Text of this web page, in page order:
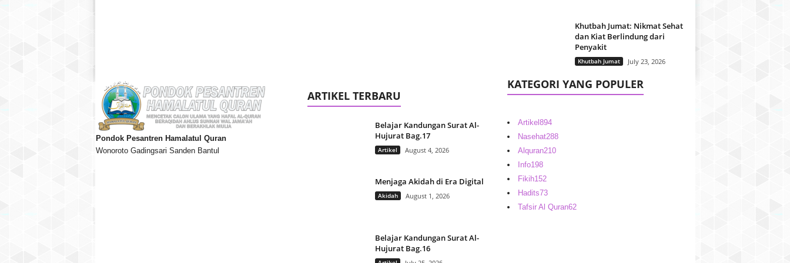
Khutbah Jumat: Nikmat Sehat
dan Kiat Berlindung dari
Penyakit
Khutbah Jumat July 23, 2026
Pondok Pesantren Hamalatul Quran
Wonoroto Gadingsari Sanden Bantul
ARTIKEL TERBARU
Belajar Kandungan Surat Al-
Hujurat Bag.17
Artikel August 4, 2026
Menjaga Akidah di Era Digital
Akidah August 1, 2026
Belajar Kandungan Surat Al-
Hujurat Bag.16
KATEGORI YANG POPULER
Artikel 894
Nasehat288
Alquran210
Info198
Fikih152
Hadits73
Tafsir Al Quran62